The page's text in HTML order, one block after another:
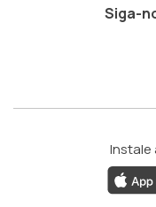
Siga-
Instale